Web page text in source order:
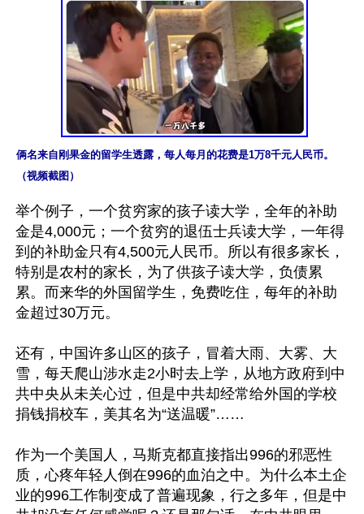
俩名来自刚果金的留学生透露，每人每月的花费是1万8千元人民币。
（视频截图）
举个例子，一个贫穷家的孩子读大学，全年的补助
金是4,000元；一个贫穷的退伍士兵读大学，一年得
到的补助金只有4,500元人民币。所以有很多家长，
特别是农村的家长，为了供孩子读大学，负债累
累。而来华的外国留学生，免费吃住，每年的补助
金超过30万元。
还有，中国许多山区的孩子，冒着大雨、大雾、大
雪，每天爬山涉水走2小时去上学，从地方政府到中
共中央从未关心过，但是中共却经常给外国的学校
捐钱捐校车，美其名为“送温暖”……
作为一个美国人，马斯克都直接指出996的邪恶性
质，心疼年轻人倒在996的血泊之中。为什么本土企
业的996工作制变成了普遍现象，行之多年，但是中